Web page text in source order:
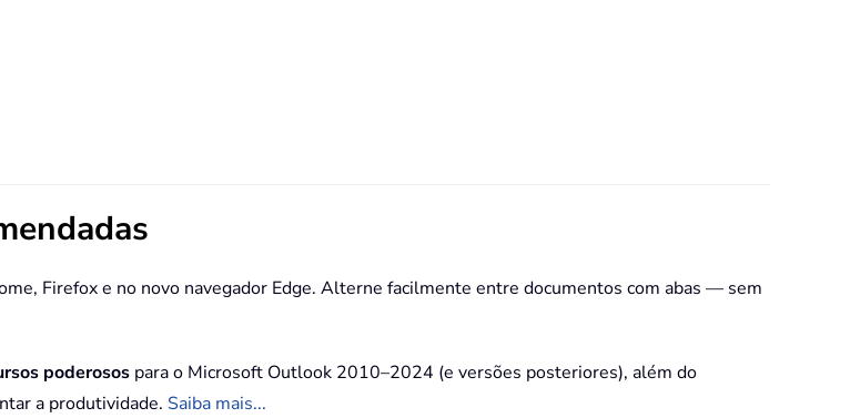
Firefox e no novo navegador Edge. Alterne facilmente entre documentos com abas — sem
poderosos para o Microsoft Outlook 2010–2024 (e versões posteriores), além do
a produtividade. Saiba mais...